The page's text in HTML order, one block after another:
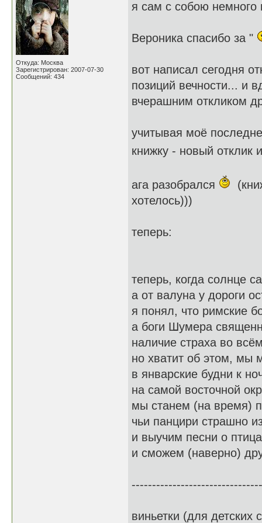
Откуда: Москва
Зарегистрирован: 2007-07-30
Сообщений: 434
я сам с собою немного
Вероника спасибо за "
вот написал сегодня
позиций вечности... и
вчерашним откликом
учитывая моё
книжку - новый отклик
ага разобрался
хотелось)))
теперь:
теперь, когда солнце
а от валуна у дороги
я понял, что римские
а боги Шумера
наличие страха во
но хватит об этом, мы
в январские будни к
на самой восточной
мы станем (на время)
чьи панцири страшно
и выучим песни о
и сможем (наверно)
виньетки (для детских